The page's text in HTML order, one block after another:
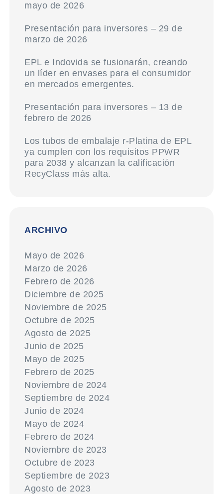
mayo de 2026
Presentación para inversores – 29 de
marzo de 2026
EPL e Indovida se fusionarán, creando
un líder en envases para el consumidor
en mercados emergentes.
Presentación para inversores – 13 de
febrero de 2026
Los tubos de embalaje r-Platina de EPL
ya cumplen con los requisitos PPWR
para 2038 y alcanzan la calificación
RecyClass más alta.
ARCHIVO
Mayo de 2026
Marzo de 2026
Febrero de 2026
Diciembre de 2025
Noviembre de 2025
Octubre de 2025
Agosto de 2025
Junio de 2025
Mayo de 2025
Febrero de 2025
Noviembre de 2024
Septiembre de 2024
Junio de 2024
Mayo de 2024
Febrero de 2024
Noviembre de 2023
Octubre de 2023
Septiembre de 2023
Agosto de 2023